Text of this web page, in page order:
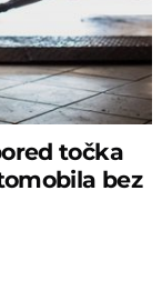
točka
bez